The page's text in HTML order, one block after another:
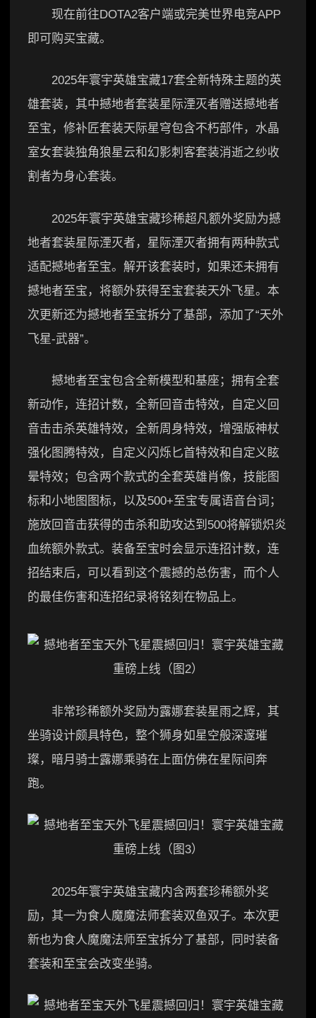
现在前往DOTA2客户端或完美世界电竞APP
即可购买宝藏。
2025年寰宇英雄宝藏17套全新特殊主题的英
雄套装，其中撼地者套装星际湮灭者赠送撼地者
至宝，修补匠套装天际星穹包含不朽部件，水晶
室女套装独角狼星云和幻影刺客套装消逝之纱收
割者为身心套装。
2025年寰宇英雄宝藏珍稀超凡额外奖励为撼
地者套装星际湮灭者，星际湮灭者拥有两种款式
适配撼地者至宝。解开该套装时，如果还未拥有
撼地者至宝，将额外获得至宝套装天外飞星。本
次更新还为撼地者至宝拆分了基部，添加了“天外
飞星-武器”。
撼地者至宝包含全新模型和基座；拥有全套
新动作，连招计数，全新回音击特效，自定义回
音击击杀英雄特效，全新周身特效，增强版神杖
强化图腾特效，自定义闪烁匕首特效和自定义眩
晕特效；包含两个款式的全套英雄肖像，技能图
标和小地图图标，以及500+至宝专属语音台词；
施放回音击获得的击杀和助攻达到500将解锁炽炎
血统额外款式。装备至宝时会显示连招计数，连
招结束后，可以看到这个震撼的总伤害，而个人
的最佳伤害和连招纪录将铭刻在物品上。
非常珍稀额外奖励为露娜套装星雨之辉，其
坐骑设计颇具特色，整个狮身如星空般深邃璀
璨，暗月骑士露娜乘骑在上面仿佛在星际间奔
跑。
2025年寰宇英雄宝藏内含两套珍稀额外奖
励，其一为食人魔魔法师套装双鱼双子。本次更
新也为食人魔魔法师至宝拆分了基部，同时装备
套装和至宝会改变坐骑。